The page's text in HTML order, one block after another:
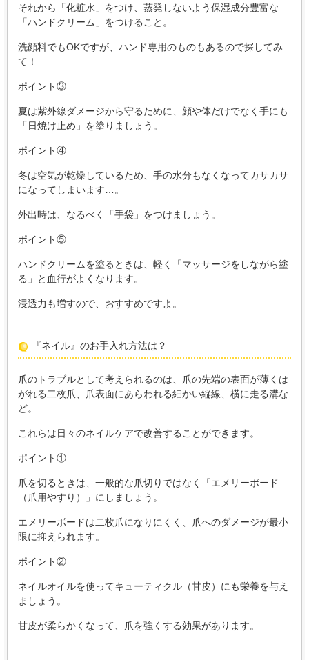
それから「化粧水」をつけ、蒸発しないよう保湿成分豊富な
「ハンドクリーム」をつけること。
洗顔料でもOKですが、ハンド専用のものもあるので探してみ
て！
ポイント③
夏は紫外線ダメージから守るために、顔や体だけでなく手にも
「日焼け止め」を塗りましょう。
ポイント④
冬は空気が乾燥しているため、手の水分もなくなってカサカサ
になってしまいます…。
外出時は、なるべく「手袋」をつけましょう。
ポイント⑤
ハンドクリームを塗るときは、軽く「マッサージをしながら塗
る」と血行がよくなります。
浸透力も増すので、おすすめですよ。
『ネイル』のお手入れ方法は？
爪のトラブルとして考えられるのは、爪の先端の表面が薄くは
がれる二枚爪、爪表面にあらわれる細かい縦線、横に走る溝な
ど。
これらは日々のネイルケアで改善することができます。
ポイント①
爪を切るときは、一般的な爪切りではなく「エメリーボード
（爪用やすり）」にしましょう。
エメリーボードは二枚爪になりにくく、爪へのダメージが最小
限に抑えられます。
ポイント②
ネイルオイルを使ってキューティクル（甘皮）にも栄養を与え
ましょう。
甘皮が柔らかくなって、爪を強くする効果があります。